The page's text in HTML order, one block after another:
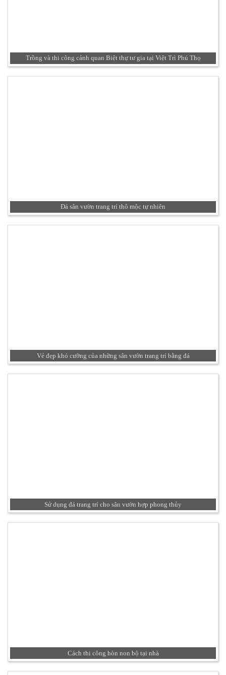
Trồng và thi công cảnh quan Biệt thự tư gia tại Việt Trì Phú Thọ
Đá sân vườn trang trí thô mộc tự nhiên
Vẻ đẹp khó cưỡng của những sân vườn trang trí bằng đá
Sử dụng đá trang trí cho sân vườn hợp phong thủy
Cách thi công hòn non bộ tại nhà